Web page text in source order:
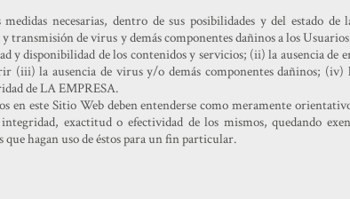
necesarias, dentro de sus posibilidades y del estado
de virus y demás componentes dañinos a los
y disponibilidad de los contenidos y servicios; (ii) la ausencia de
(iii) la ausencia de virus y/o demás componentes dañinos; (iv)
de LA EMPRESA.
este Sitio Web deben entenderse como meramente
exactitud o efectividad de los mismos, quedando
hagan uso de éstos para un fin particular.